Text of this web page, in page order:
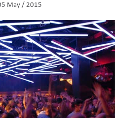
May / 2015